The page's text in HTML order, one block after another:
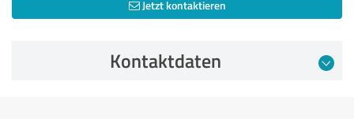
Jetzt kontaktieren
Kontaktdaten